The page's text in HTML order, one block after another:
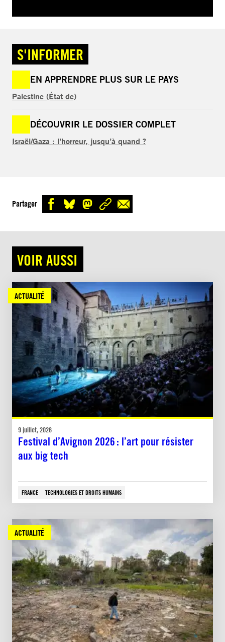
S'INFORMER
EN APPRENDRE PLUS SUR LE PAYS
Palestine (État de)
DÉCOUVRIR LE DOSSIER COMPLET
Israël/Gaza : l’horreur, jusqu’à quand ?
Partager
VOIR AUSSI
ACTUALITÉ
9 juillet, 2026
Festival d’Avignon 2026 : l’art pour résister
aux big tech
FRANCE TECHNOLOGIES ET DROITS HUMAINS
ACTUALITÉ